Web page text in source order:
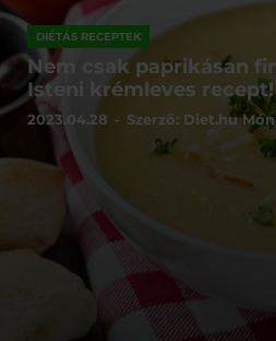
DIÉTÁS RECEPTEK
Nem csak paprikásan
Isteni krémleves recept!
2023.04.28 - Szerző: Diet.hu